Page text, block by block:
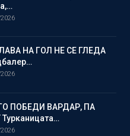
НА ГОЛ НЕ СЕ ГЛЕДА
ПОБЕДИ ВАРДАР, ПА